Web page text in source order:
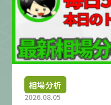
相場分析
2026.08.05